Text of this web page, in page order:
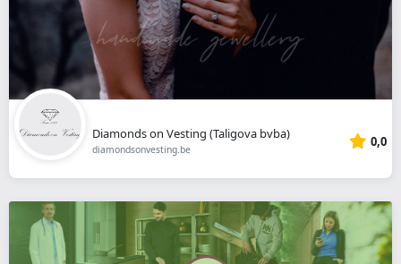
Diamonds on Vesting (Taligova bvba)
diamondsonvesting.be 0,0